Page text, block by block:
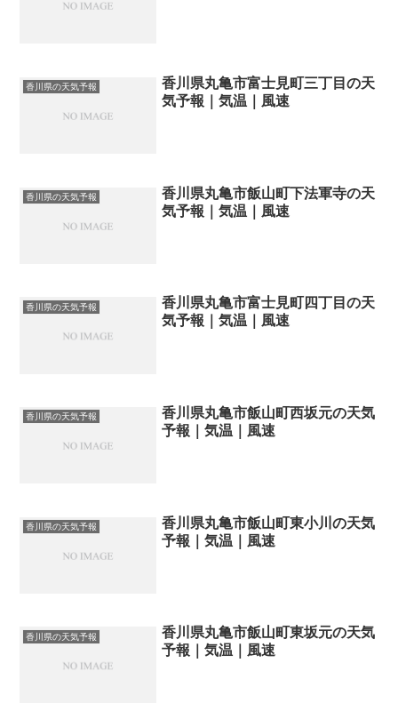
香川県の天気予報
香川県丸亀市富士見町三丁目の天
気予報｜気温｜風速
香川県の天気予報
香川県丸亀市飯山町下法軍寺の天
気予報｜気温｜風速
香川県の天気予報
香川県丸亀市富士見町四丁目の天
気予報｜気温｜風速
香川県の天気予報
香川県丸亀市飯山町西坂元の天気
予報｜気温｜風速
香川県の天気予報
香川県丸亀市飯山町東小川の天気
予報｜気温｜風速
香川県の天気予報
香川県丸亀市飯山町東坂元の天気
予報｜気温｜風速